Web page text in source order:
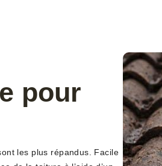
pour
les plus répandus. Facile